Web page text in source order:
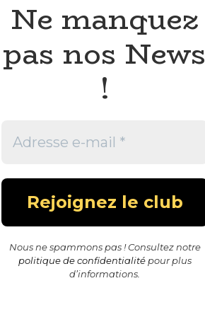
Ne manquez
pas nos News
!
Nous ne spammons pas ! Consultez notre
politique de confidentialitépour plus
d’informations.